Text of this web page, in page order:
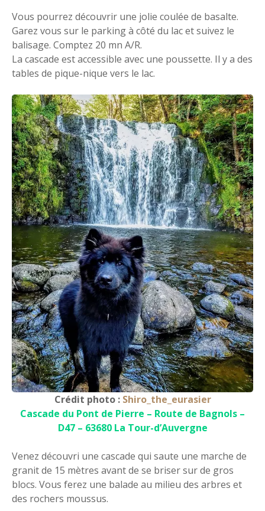
Vous pourrez découvrir une jolie coulée de basalte.
Garez vous sur le parking à côté du lac et suivez le
balisage. Comptez 20 mn A/R.
La cascade est accessible avec une poussette. Il y a des
tables de pique-nique vers le lac.
Crédit photo : Shiro_the_eurasier
Cascade du Pont de Pierre – Route de Bagnols –
D47 – 63680 La Tour-d’Auvergne
Venez découvri une cascade qui saute une marche de
granit de 15 mètres avant de se briser sur de gros
blocs. Vous ferez une balade au milieu des arbres et
des rochers moussus.